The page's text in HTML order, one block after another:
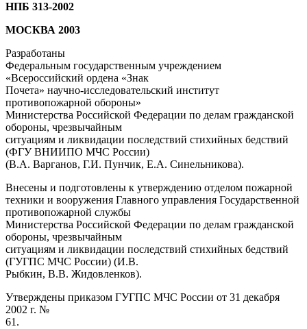
НПБ 313-2002
МОСКВА 2003
Разработаны
Федеральным государственным учреждением
«Всероссийский ордена «Знак
Почета» научно-исследовательский институт
противопожарной обороны»
Министерства Российской Федерации по делам гражданской
обороны, чрезвычайным
ситуациям и ликвидации последствий стихийных бедствий
(ФГУ ВНИИПО МЧС России)
(В.А. Варганов, Г.И. Пунчик, Е.А. Синельникова).
Внесены и подготовлены к утверждению отделом пожарной
техники и вооружения Главного управления Государственной
противопожарной службы
Министерства Российской Федерации по делам гражданской
обороны, чрезвычайным
ситуациям и ликвидации последствий стихийных бедствий
(ГУГПС МЧС России) (И.В.
Рыбкин, В.В. Жидовленков).
Утверждены приказом ГУГПС МЧС России от 31 декабря
2002 г. №
61.